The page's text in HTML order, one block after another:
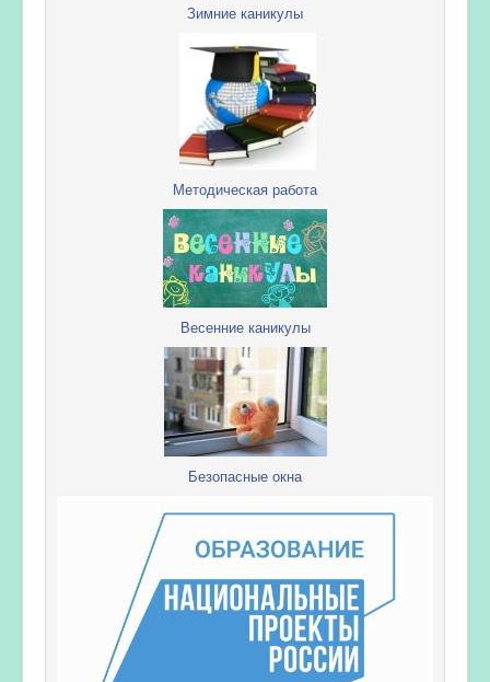
Зимние каникулы
Методическая работа
Весенние каникулы
Безопасные окна